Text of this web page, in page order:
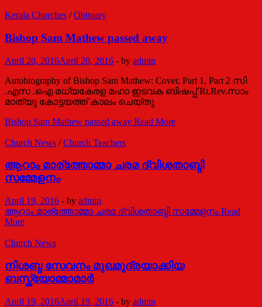
Kerala Churches /Obituary
Bishop Sam Mathew passed away
April 20, 2016April 20, 2016 - by admin
Autobiography of Bishop Sam Mathew: Cover, Part 1, Part 2 സി
.എസ .ഐ മധ്യകേരള മഹാ ഇടവക ബിഷപ്പ് Rt.Rev.സാം
മാത്യു കോട്ടയത്ത്‌ കാലം ചെയ്തു
Bishop Sam Mathew passed away Read More
Church News /Church Teachers
ആറാം മാര്ത്തോമ്മാ ചരമ ദ്വിശതാബ്ദി
സമ്മേളനം
April 19, 2016 - by admin
ആറാം മാര്ത്തോമ്മാ ചരമ ദ്വിശതാബ്ദി സമ്മേളനം Read
More
Church News
നിശബ്ദ സേവനം മുഖമുദ്രയാക്കിയ
ബസ്ക്യോമ്മാമാർ
April 19, 2016April 19, 2016 - by admin